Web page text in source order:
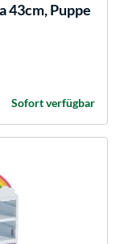
43cm, Puppe
Sofort verfügbar